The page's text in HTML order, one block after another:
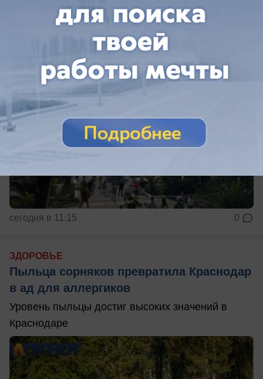
побережья
сегодня в 11:15 0
ЗДОРОВЬЕ
Пыльца сорняков превратила Краснодар
в ад для аллергиков
Уровень пыльцы достиг высоких значений в
Краснодаре